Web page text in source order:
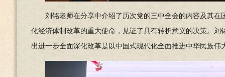
刘铭老师在分享中介绍了历次党的三中全会的内容及其
化经济体制改革的重大使命，见证了具有转折意义的决策。
出进一步全面深化改革是以中国式现代化全面推进中华民族